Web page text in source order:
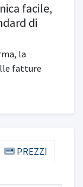
facile,
di
la
fatture
PREZZI